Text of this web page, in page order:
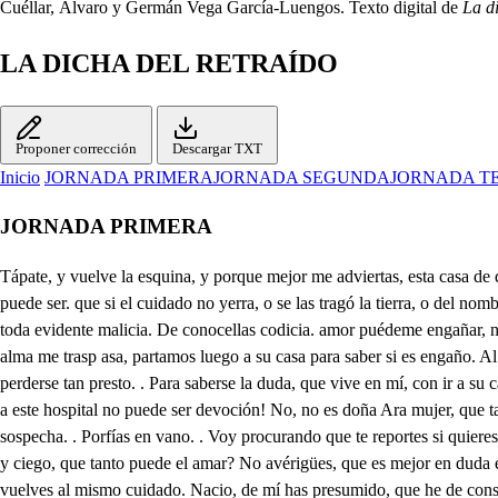
Cuéllar, Álvaro y Germán Vega García-Luengos. Texto digital de La
LA DICHA DEL RETRAÍDO
Proponer corrección Descargar TXT
Inicio JORNADA PRIMERAJORNADA SEGUNDAJORNADA
JORNADA PRIMERA
Tápate, y vuelve la esquina, y porque mejor me adviertas, esta casa de dos puertas toma donde se imagina mi deseo asegurado. Dálgate Dios por señor, galán tan perseguidor, no te da nada cuidado. Síguela. . No puede ser. que si el cuidado no yerra, o se las tragó la tierra, o del nombre de mujer, valiéndose la tapada, que te ha dado pesadumbre, su asilo fue en la costumbre, que en ellas fue mejorada, de engañar, y de negar toda evidente malicia. De conocellas codicia. amor puédeme engañar, no es doña Ana, o estoy loco, o con rabiosos desvelos se percipitan mis celos: y pues tan rabioso toco mi daño a mi desengaño, que hasta el alma me trasp asa, partamos luego a su casa para saber si es engaño. Al revolver esta esquina perdimos su airoso talle, no hay duda, que de esta calle está la suya vecina. Porque a no ser esto así, no era posible perderse tan presto. . Para saberse la duda, que vive en mí, con ir a su casa ahora de aquesta pena saldré. Bien dices. . Pues sígueme. Oye que su honor desdora esa tan ciega opinión, que te avisa tanto mal, el venir a este hospital no puede ser devoción! No, no es doña Ara mujer, que tapada, y de aquel arte pueda hallarla en esta parte. Pues pudo el coche traer, salir de la Iglasia, cuando de hablar a don Juan salías, toda sospecha. . Porfías en vano. . Voy procurando que te reportes si quieres. Síguema, que estas pesado. Celoso, y enamorado tu dasengaño no esperes, de que te sirve apurar una sospecha, si luego has de volver loco, y ciego, que tanto puede el amar? No avérigües, que es mejor en duda estar receloso, que aueriguar sospechoso, si después vence el amor. Y quedaras desairado, si la verdad has sabido, y de tu amor persuadido, vuelves al mismo cuidado. Nacio, de mí has presumido, que he de consentir desaires? Oh que apurados donaires, de esos sujetó Cupido, de parla mucho ha de ser, que el amante más severo, si quiere bien un puchero halagüeño, una mujer es en él tan poderoso, dando al olvido lo honrado, que vuelve a lo enamorado, y se traga lo celoso. Por si acaso viene ahora Gerardo, aunque nos perdió, y la noche nos volvió, pon aquases luces, Flora. Ha he la desecha así, saca un libro, y recatada, sin dar sospechas a nada, verá como vuelvo enmí Delimpensado tamor, que al encontrarle tome La luz que mandas dejé, y el consejero mejor, traeré el primero que tope, aunque en aqueste bufete, sin buscarlo me promete sus dulces discursos Lepe. Bien has dicho, siéntate, y deja la puerta abierta, entre sin llamar, y advierta en mi ocupación, mi fe. Ruido siento, ellos son, vamos señora leyendo. Desengañarle pretendo, las mujeres que no harán? Tente, que leyendo están, cómo de un sueño despierto? Buen pensamiento por cierto de estar, señor, por allá. que me ha vuelto al cuerpo el alma con toda el alma prometo. Agrádame este conceto, a mi ver lleva la palma, que es de bien nacido amor. Ya la veo, y no te engañas, que haciándome las pestañas espalda se vi mejor. Que tal llegué a imaginar! Oye la satisfacción que le doy. . Buena ocasión, Impórtame el escuchar. Dice aquí Lope, sujeto que dio a las comedias ser, que quien ama ha de tener de lo que ama buen conceto. Y dice bien el buen Lopo (Hios le manenga en en los cielos) porque un amante con zalos a topebieno rope, sis